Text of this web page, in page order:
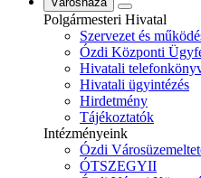
Polgármesteri Hivatal
Szervezet és
Ózdi Központi
Hivatali
Hivatali ügyintézés
Hirdetmény
Tájékoztatók
Intézményeink
Ózdi
ÓTSZEGYII